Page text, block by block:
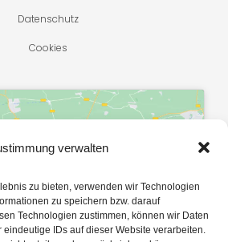
verwalten
zu bieten, verwenden wir Technologien
zu speichern bzw. darauf
Technologien zustimmen, können wir Daten
IDs auf dieser Website verarbeiten.
Datenschutz
Cookies
um Marketing-Cookies zu
und diesen Inhalt zu
aktivieren